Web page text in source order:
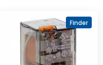
Finder